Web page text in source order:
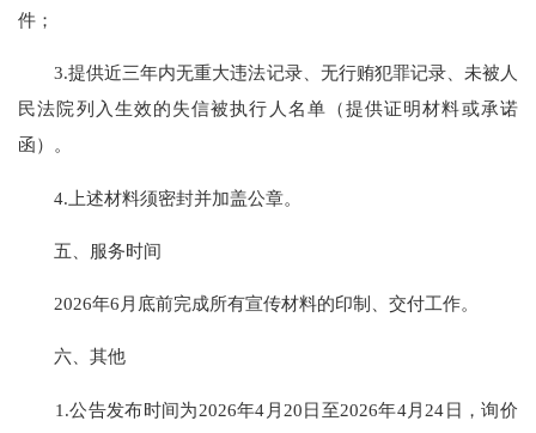
件；
3.提供近三年内无重大违法记录、无行贿犯罪记录、未被人
民法院列入生效的失信被执行人名单（提供证明材料或承诺
函）。
4.上述材料须密封并加盖公章。
五、服务时间
2026年6月底前完成所有宣传材料的印制、交付工作。
六、其他
1.公告发布时间为2026年4月20日至2026年4月24日，询价